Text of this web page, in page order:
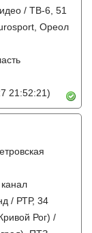
/ ТВ-6, 51
Ореол
21:52:21)
/ РТР, 34
Рог) /